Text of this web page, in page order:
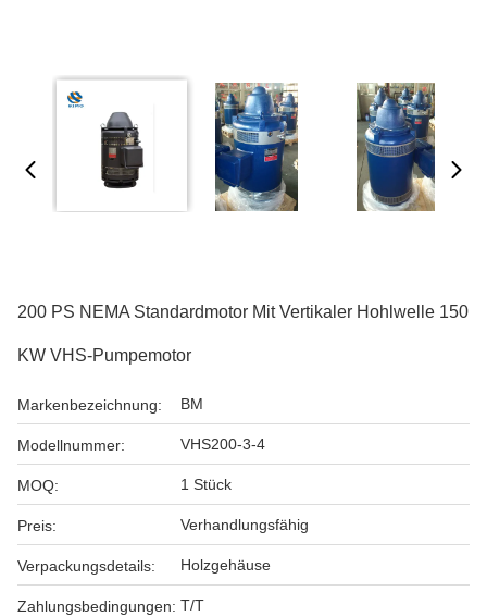
200 PS NEMA Standardmotor Mit Vertikaler Hohlwelle 150
KW VHS-Pumpemotor
Markenbezeichnung: BM
Modellnummer: VHS200-3-4
MOQ: 1 Stück
Preis: Verhandlungsfähig
Verpackungsdetails: Holzgehäuse
Zahlungsbedingungen: T/T